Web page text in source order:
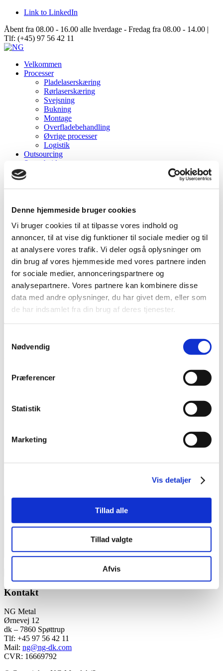
Denne hjemmeside bruger cookies
Vi bruger cookies til at tilpasse vores indhold og
annoncer, til at vise dig funktioner til sociale medier og til
at analysere vores trafik. Vi deler også oplysninger om
din brug af vores hjemmeside med vores partnere inden
for sociale medier, annonceringspartnere og
analysepartnere. Vores partnere kan kombinere disse
data med andre oplysninger, du har givet dem, eller som
de har indsamlet fra din brug af deres tjenester.
Nødvendig
Præferencer
Statistik
Marketing
Vis detaljer
Tillad alle
Tillad valgte
Afvis
Link to LinkedIn
Åbent fra 08.00 - 16.00 alle hverdage - Fredag fra 08.00 - 14.00 |
Tlf: (+45) 97 56 42 11
Velkommen
Processer
Pladelaserskæring
Rørlaserskæring
Svejsning
Bukning
Montage
Overfladebehandling
Øvrige processer
Logistik
Outsourcing
Samarbejde
Data Center Solutions
Aisle Containment
Om NG
Virksomhedsinformation
Karriere hos os
Salg & Leveringsbetingelser
Kontakt
Kontakt os
Team NG
Menu Menu
0 replies
Skriv en kommentar
Din e-mailadresse vil ikke blive publiceret.
Krævede felter er
Navn *
Kontakt
NG Metal
Ørnevej 12
dk – 7860 Spøttrup
Tlf: +45 97 56 42 11
Mail: ng@ng-dk.com
CVR: 16669792